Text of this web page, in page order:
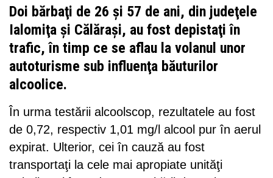
Doi bărbaţi de 26 şi 57 de ani, din judeţele
Ialomiţa şi Călăraşi, au fost depistaţi în
trafic, în timp ce se aflau la volanul unor
autoturisme sub influenţa băuturilor
alcoolice.
În urma testării alcoolscop, rezultatele au fost
de 0,72, respectiv 1,01 mg/l alcool pur în aerul
expirat. Ulterior, cei în cauză au fost
transportaţi la cele mai apropiate unităţi